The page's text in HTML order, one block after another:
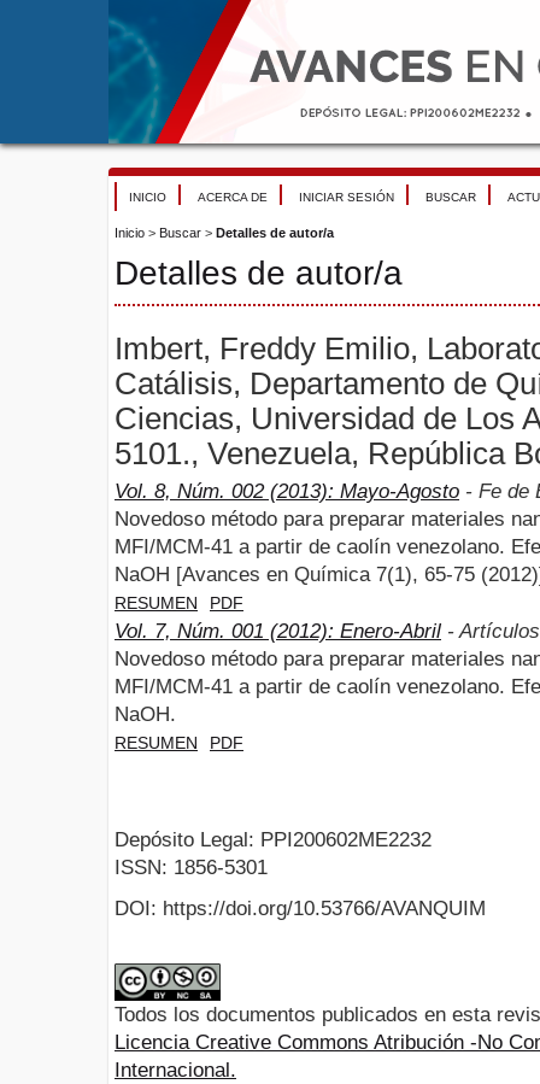
INICIO ACERCA DE INICIAR SESIÓN BUSCAR
Inicio > Buscar > Detalles de autor/a
Detalles de autor/a
Imbert, Freddy Emilio,
Catálisis, Departamento de
Ciencias, Universidad de Los
5101., Venezuela, República
Vol. 8, Núm. 002 (2013): Mayo-Agosto - Fe de
Novedoso método para preparar materiales
MFI/MCM-41 a partir de caolín venezolano.
NaOH [Avances en Química 7(1), 65-75
RESUMEN PDF
Vol. 7, Núm. 001 (2012): Enero-Abril -
Novedoso método para preparar materiales
MFI/MCM-41 a partir de caolín venezolano.
NaOH.
RESUMEN PDF
Depósito Legal: PPI200602ME2232
ISSN: 1856-5301
DOI: https://doi.org/10.53766/AVANQUIM
Todos los documentos publicados en esta
Licencia Creative Commons Atribución -No
Internacional.